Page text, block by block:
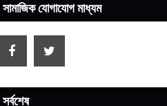
সামাজিক যোগাযোগ মাধ্যম
সর্বশেষ